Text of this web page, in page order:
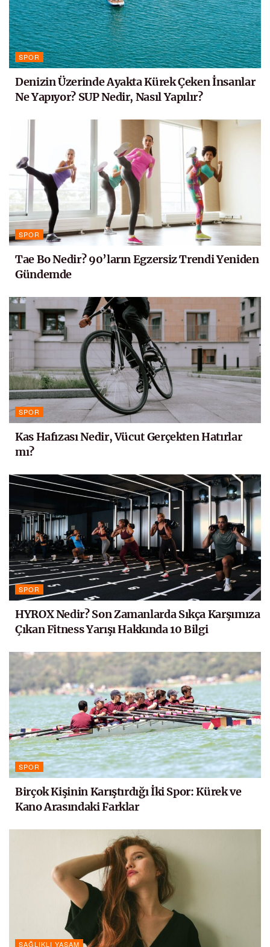
SPOR
Denizin Üzerinde Ayakta Kürek Çeken İnsanlar
Ne Yapıyor? SUP Nedir, Nasıl Yapılır?
SPOR
Tae Bo Nedir? 90’ların Egzersiz Trendi Yeniden
Gündemde
SPOR
Kas Hafızası Nedir, Vücut Gerçekten Hatırlar
mı?
SPOR
HYROX Nedir? Son Zamanlarda Sıkça Karşımıza
Çıkan Fitness Yarışı Hakkında 10 Bilgi
SPOR
Birçok Kişinin Karıştırdığı İki Spor: Kürek ve
Kano Arasındaki Farklar
SAĞLIKLI YAŞAM